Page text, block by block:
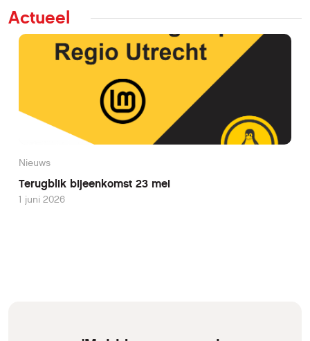
Actueel
Nieuws
Terugblik bijeenkomst 23 mei
1 juni 2026